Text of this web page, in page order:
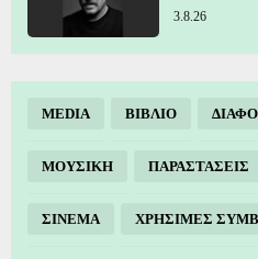
3.8.26
MEDIA ΒΙΒΛΙΟ
ΜΟΥΣΙΚΗ ΠΑΡΑΣΤΑΣΕΙΣ
ΣΙΝΕΜΑ ΧΡΗΣΙΜΕΣ